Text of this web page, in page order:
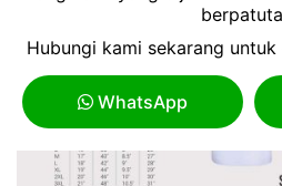
Hubungi kami sekarang
WhatsApp